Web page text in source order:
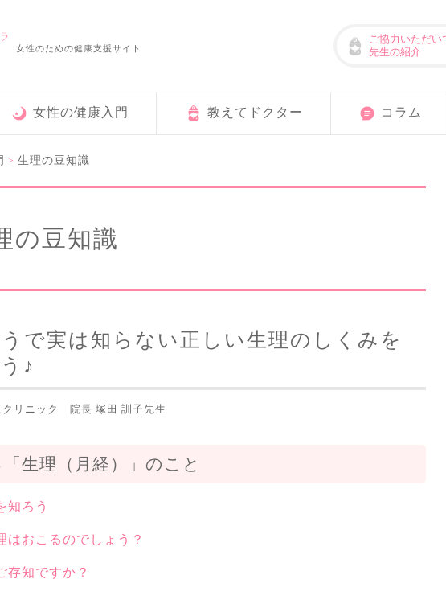
女性のための健康支援サイト
ご協力いただい
先生の紹介
女性の健康入門 教えてドクター コラム
> 生理の豆知識
の豆知識
で実は知らない正しい生理のしくみを
♪
クリニック 院長 塚田 訓子先生
生理（月経）」のこと
知ろう
はおこるのでしょう？
存知ですか？